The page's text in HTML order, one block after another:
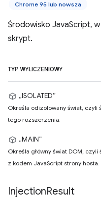
Chrome 95 lub nowsza
Środowisko JavaScript,
skrypt.
TYP WYLICZENIOWY
„ISOLATED”
Określa odizolowany świat, czyli
tego rozszerzenia.
„MAIN”
Określa główny świat DOM,
z kodem JavaScript strony hosta.
InjectionResult